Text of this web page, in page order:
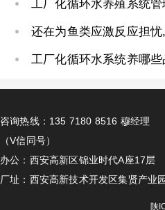
工厂化循环水养殖系统
还在为鱼类应激反应担
工厂化循环水系统养哪
咨询热线：135 7180 8516 穆经理
（V信同号）
办公：西安高新区锦业时代A座17层
厂址：西安高新技术开发区集贤产业园
陕